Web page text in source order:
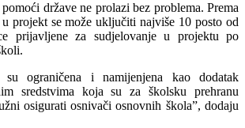
države ne prolazi bez problema. Prema
projekt se može uključiti najviše 10 posto od
prijavljene za sudjelovanje u projektu po
su ograničena i namijenjena kao dodatak
sredstvima koja su za školsku prehranu
osigurati osnivači osnovnih škola”, dodaju